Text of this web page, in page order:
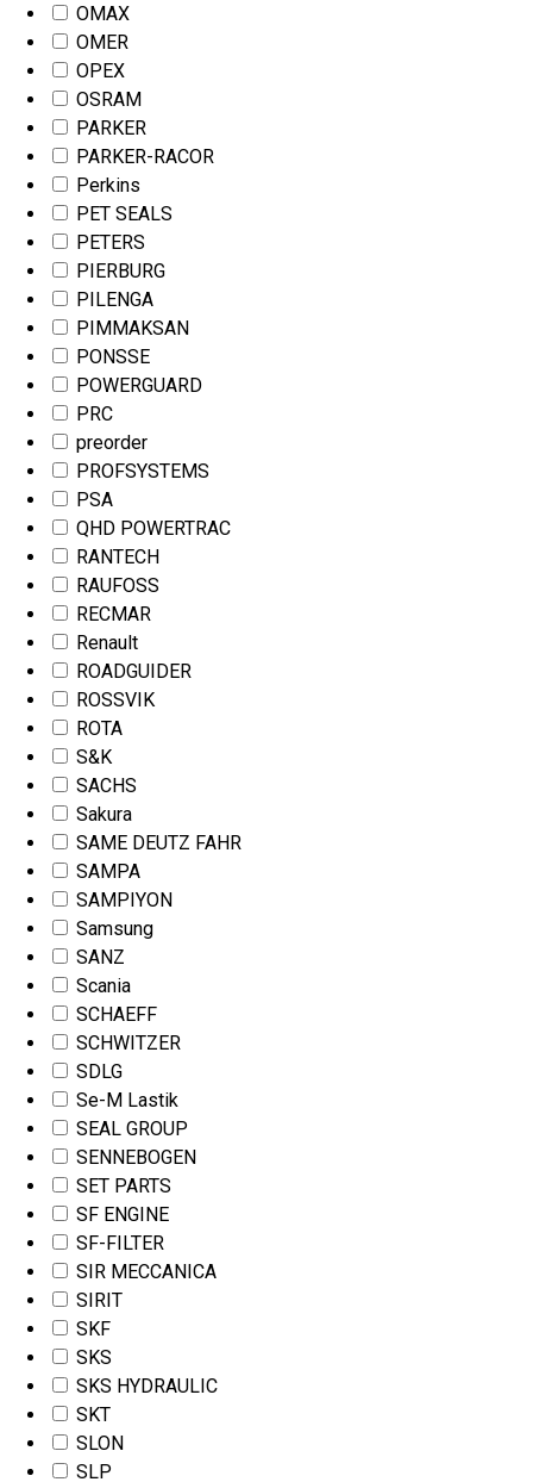
OMAX
OMER
OPEX
OSRAM
PARKER
PARKER-RACOR
Perkins
PET SEALS
PETERS
PIERBURG
PILENGA
PIMMAKSAN
PONSSE
POWERGUARD
PRC
preorder
PROFSYSTEMS
PSA
QHD POWERTRAC
RANTECH
RAUFOSS
RECMAR
Renault
ROADGUIDER
ROSSVIK
ROTA
S&K
SACHS
Sakura
SAME DEUTZ FAHR
SAMPA
SAMPIYON
Samsung
SANZ
Scania
SCHAEFF
SCHWITZER
SDLG
Se-M Lastik
SEAL GROUP
SENNEBOGEN
SET PARTS
SF ENGINE
SF-FILTER
SIR MECCANICA
SIRIT
SKF
SKS
SKS HYDRAULIC
SKT
SLON
SLP